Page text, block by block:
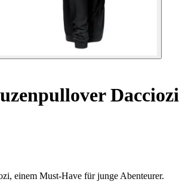
Dacciozi
einem Must-Have für junge Abenteurer.